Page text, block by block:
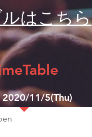
はこちら
2020/11/5(Thu)